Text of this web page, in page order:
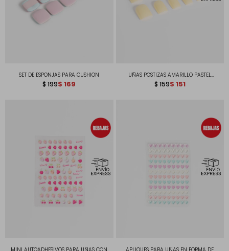
SET DE ESPONJAS PARA CUSHION
$ 199$ 169
UÑAS POSTIZAS AMARILLO PASTEL
CUADRADAS
$ 159$ 151